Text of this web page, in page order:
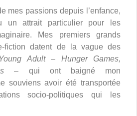
mes passions depuis l’enfance,
un attrait particulier pour les
Mes premiers grands
fiction datent de la vague des
Young Adult– Hunger Games,
– qui ont baigné mon
souviens avoir été transportée
socio-politiques qui les